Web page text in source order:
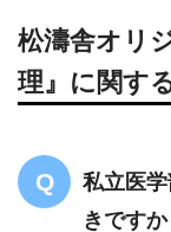
松濤舎オリ
理』に関す
私立医
きですか